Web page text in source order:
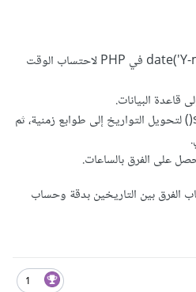
استخدم دالة date('Y-m-d H:i:s') في PHP لاحتساب الوقت
قاعدة البيانات.
استخدم دالة strtotime() لتحويل التواريخ إلى طوابع زمنية، ثم
الفرق بين التاريخين بدقة وحساب
1